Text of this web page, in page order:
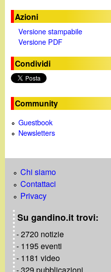
Azioni
Versione stampabile
Versione PDF
Condividi
Community
Guestbook
Newsletters
Chi siamo
Contattaci
Privacy
Su gandino.it trovi:
- 2720 notizie
- 1195 eventi
- 1181 video
- 329 pubblicazioni